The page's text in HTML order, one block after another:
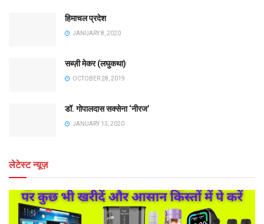
हिमाचल प्रदेश
JANUARY 8, 2020
सब्ज़ी मेकर (लघुकथा)
OCTOBER 28, 2019
डॉ. गोपालदास सक्सेना ‘नीरज’
JANUARY 13, 2020
लेटेस्ट न्यूज़